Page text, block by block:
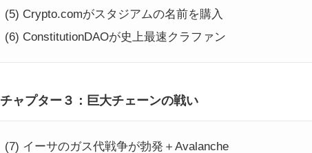
(5) Crypto.comがスタジアムの名前を購入
(6) ConstitutionDAOが史上最速クラファン
チャプター３：巨大チェーンの戦い
(7) イーサのガス代戦争が勃発＋Avalanche